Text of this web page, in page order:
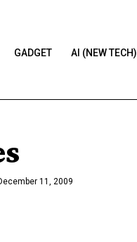
GADGET AI (NEW TECH)
11, 2009